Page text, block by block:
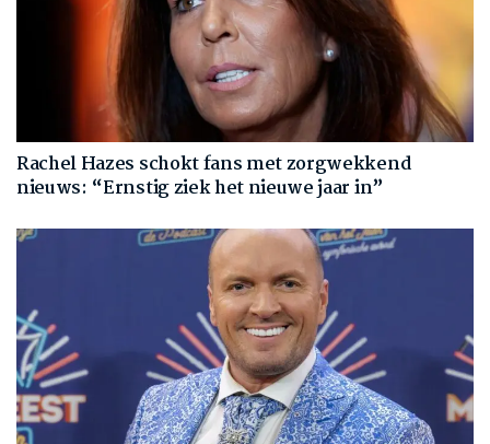
Rachel Hazes schokt fans met zorgwekkend
nieuws: “Ernstig ziek het nieuwe jaar in”